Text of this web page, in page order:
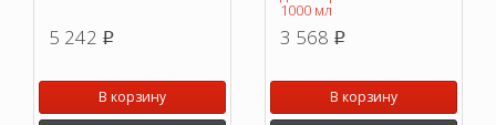
5 242 p
В корзину
1000 мл
3 568 p
В корзину